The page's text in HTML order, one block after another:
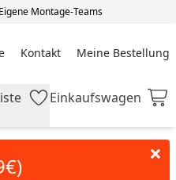
Eigene Montage-Teams
Kontakt Meine Bestellung
Meine Bestellung
Einkaufswagen
Einkaufswagen